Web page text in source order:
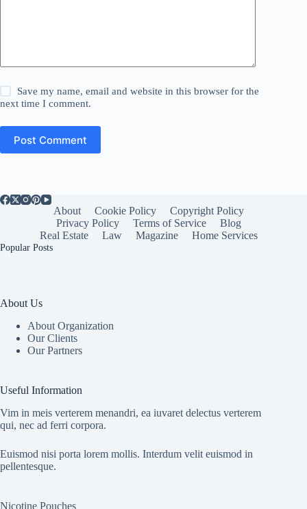
Save my name, email and website in this browser for the
next time I comment.
Post Comment
About Cookie Policy
Copyright Policy
Privacy Policy
Terms of Service
Blog
Real Estate
Law Magazine Home Services
Popular Posts
About Us
About Organization
Our Clients
Our Partners
Useful Information
Vim in meis verterem menandri, ea iuvaret delectus verterem
qui, nec ad ferri corpora.
Euismod nisi porta lorem mollis. Interdum velit euismod in
pellentesque.
Nicotine Pouches